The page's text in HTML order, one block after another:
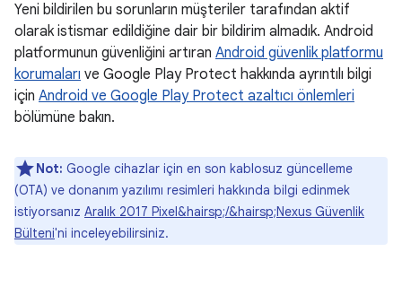
Yeni bildirilen bu sorunların müşteriler tarafından aktif
olarak istismar edildiğine dair bir bildirim almadık. Android
platformunun güvenliğini artıran Android güvenlik platformu
korumaları ve Google Play Protect hakkında ayrıntılı bilgi
için Android ve Google Play Protect azaltıcı önlemleri
bölümüne bakın.
Not: Google cihazlar için en son kablosuz güncelleme
(OTA) ve donanım yazılımı resimleri hakkında bilgi edinmek
istiyorsanız Aralık 2017 Pixel&hairsp;/&hairsp;Nexus Güvenlik
Bülteni'ni inceleyebilirsiniz.